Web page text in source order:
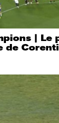
| Le
de